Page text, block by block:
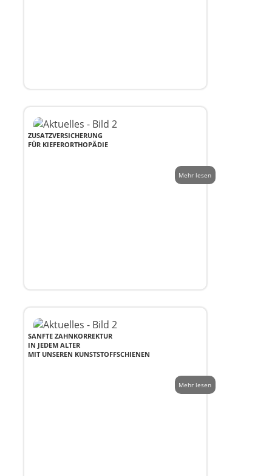
ZUSATZVERSICHERUNG
FÜR KIEFERORTHOPÄDIE
Mehr lesen
SANFTE ZAHNKORREKTUR
IN JEDEM ALTER
MIT UNSEREN KUNSTSTOFFSCHIENEN
Mehr lesen